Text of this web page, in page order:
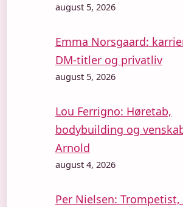
august 5, 2026
Emma Norsgaard:
DM-titler og privatliv
august 5, 2026
Lou Ferrigno: Høretab,
bodybuilding og
Arnold
august 4, 2026
Per Nielsen: Trompetist,